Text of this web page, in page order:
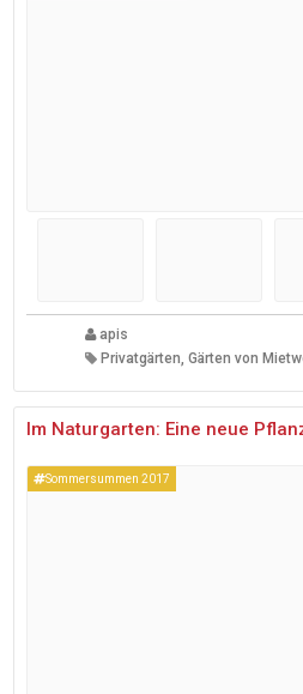
apis
Privatgärten, Gärten von
Im Naturgarten: Eine neue
Sommersummen 2017